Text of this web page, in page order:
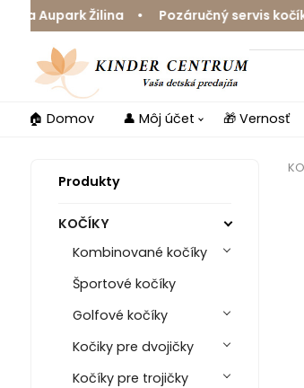
Aupark Žilina • Pozáručný servis
🏠 Domov 👤 Môj účet 🎁 Vernosť
Produkty
KOČÍKY
Kombinované kočíky
Športové kočíky
Golfové kočíky
Kočiky pre dvojičky
Kočíky pre trojičky